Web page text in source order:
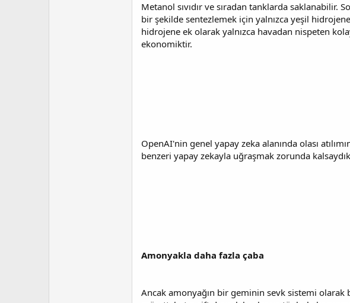
Metanol sıvıdır ve sıradan tanklarda
bir şekilde sentezlemek için yalnızca yeşil
hidrojene ek olarak yalnızca havadan nispeten
ekonomiktir.
OpenAI'nin genel yapay zeka alanında olası
benzeri yapay zekayla uğraşmak zorunda
Amonyakla daha fazla çaba
Ancak amonyağın bir geminin sevk sistemi olarak